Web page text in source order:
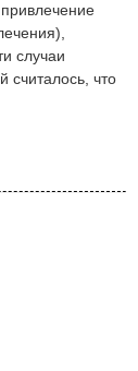
случаи
считалось, что